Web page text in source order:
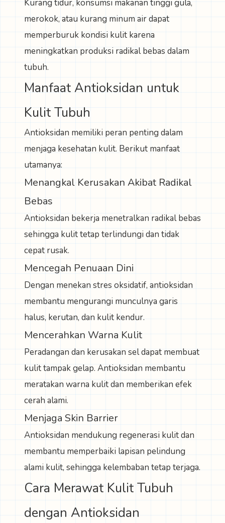
Kurang tidur, konsumsi makanan tinggi gula,
merokok, atau kurang minum air dapat
memperburuk kondisi kulit karena
meningkatkan produksi radikal bebas dalam
tubuh.
Manfaat Antioksidan untuk
Kulit Tubuh
Antioksidan memiliki peran penting dalam
menjaga kesehatan kulit. Berikut manfaat
utamanya:
Menangkal Kerusakan Akibat Radikal
Bebas
Antioksidan bekerja menetralkan radikal bebas
sehingga kulit tetap terlindungi dan tidak
cepat rusak.
Mencegah Penuaan Dini
Dengan menekan stres oksidatif, antioksidan
membantu mengurangi munculnya garis
halus, kerutan, dan kulit kendur.
Mencerahkan Warna Kulit
Peradangan dan kerusakan sel dapat membuat
kulit tampak gelap. Antioksidan membantu
meratakan warna kulit dan memberikan efek
cerah alami.
Menjaga Skin Barrier
Antioksidan mendukung regenerasi kulit dan
membantu memperbaiki lapisan pelindung
alami kulit, sehingga kelembaban tetap terjaga.
Cara Merawat Kulit Tubuh
dengan Antioksidan